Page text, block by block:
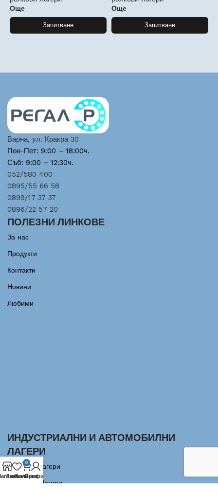
Още
Запитване
Още
Запитване
Варна, ул. Кракра 30
Пон-Пет: 9:00 – 18:00ч.
Съб: 9:00 – 12:30ч.
052/580 400
0895/55 66 58
0899/17 37 37
0896/22 57 20
ПОЛЕЗНИ ЛИНКОВЕ
За нас
Продукти
Контакти
Новини
Любими
ИНДУСТРИАЛНИ И АВТОМОБИЛНИ
ЛАГЕРИ
Сачмени лагери
Аксиални Лагери
Любими
0
Количка
Профил